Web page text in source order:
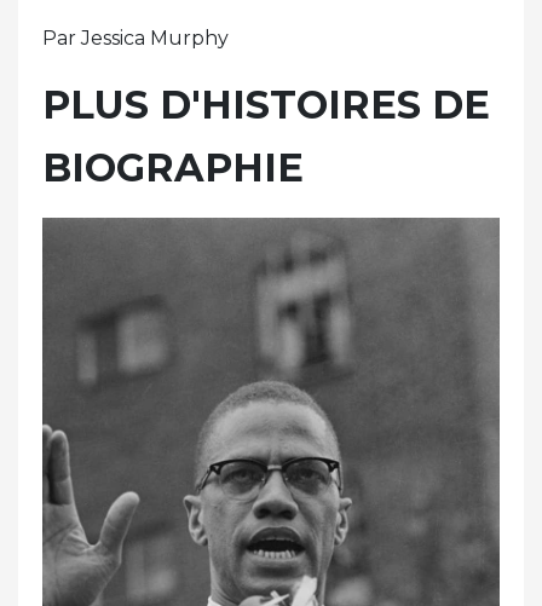
Par Jessica Murphy
PLUS D'HISTOIRES DE
BIOGRAPHIE